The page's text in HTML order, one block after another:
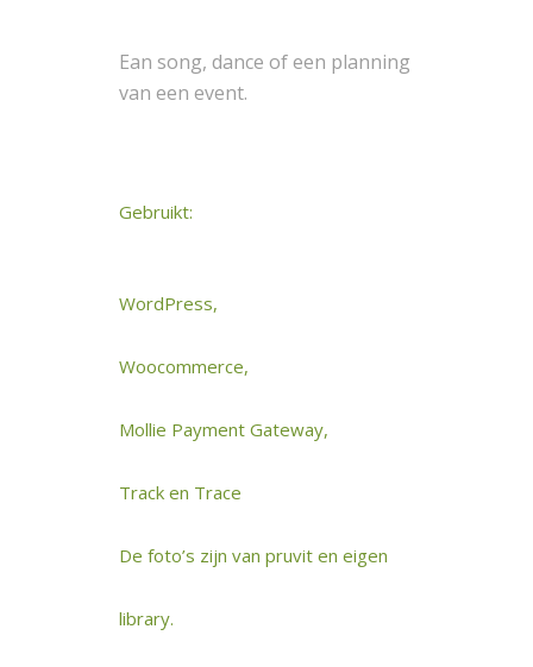
Ean song, dance of een planning
van een event.
Gebruikt:
WordPress,
Woocommerce,
Mollie Payment Gateway,
Track en Trace
De foto’s zijn van pruvit en eigen
library.